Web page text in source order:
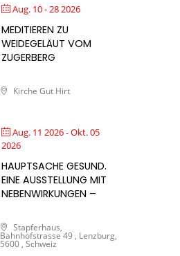
Aug. 10 - 28 2026
MEDITIEREN ZU
WEIDEGELÄUT VOM
ZUGERBERG
Kirche Gut Hirt
Aug. 11 2026- Okt. 05
2026
HAUPTSACHE GESUND.
EINE AUSSTELLUNG MIT
NEBENWIRKUNGEN –
Stapferhaus,
Bahnhofstrasse 49 , Lenzburg,
5600 , Schweiz